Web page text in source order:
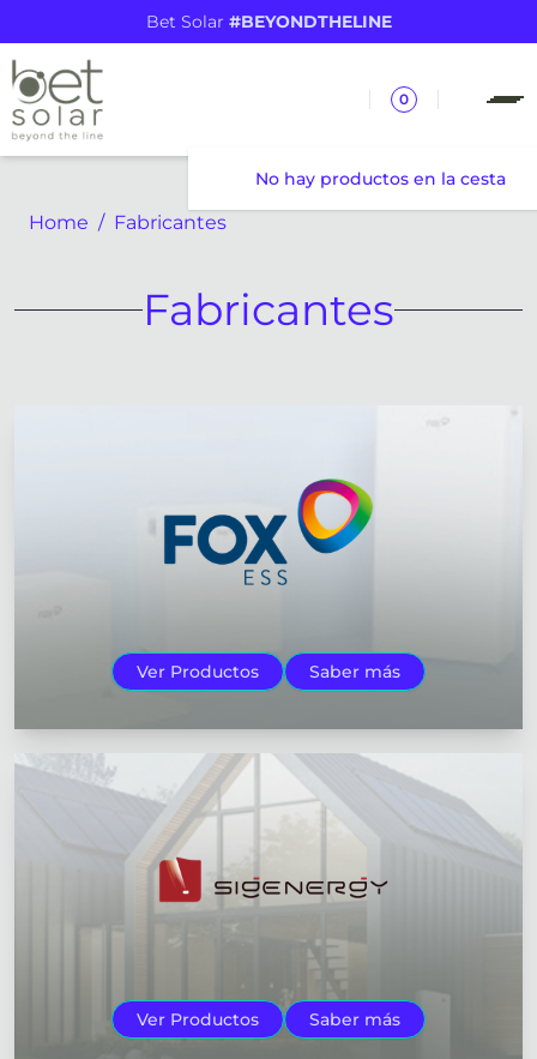
Bet Solar #BEYONDTHELINE
0
No hay productos en la cesta
Home Fabricantes
Fabricantes
Ver Productos Saber más
Ver Productos Saber más